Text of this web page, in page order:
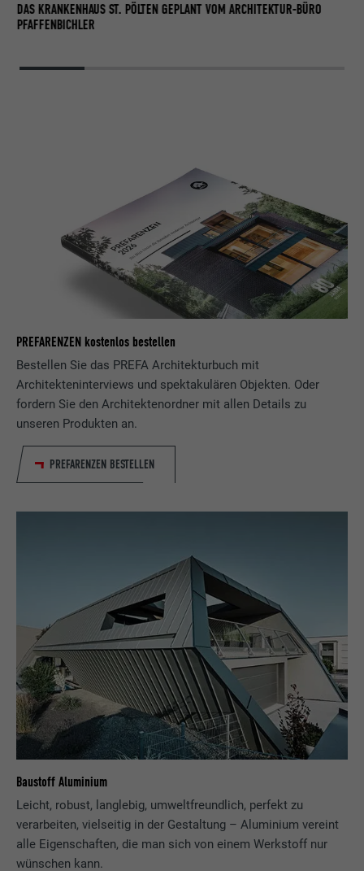
DAS KRANKENHAUS ST. PÖLTEN GEPLANT VOM ARCHITEKTUR-BÜRO
PFAFFENBICHLER
PREFARENZEN kostenlos bestellen
Bestellen Sie das PREFA Architekturbuch mit
Architekteninterviews und spektakulären Objekten. Oder
fordern Sie den Architektenordner mit allen Details zu
unseren Produkten an.
PREFARENZEN BESTELLEN
Baustoff Aluminium
Leicht, robust, langlebig, umweltfreundlich, perfekt zu
verarbeiten, vielseitig in der Gestaltung – Aluminium vereint
alle Eigenschaften, die man sich von einem Werkstoff nur
wünschen kann.